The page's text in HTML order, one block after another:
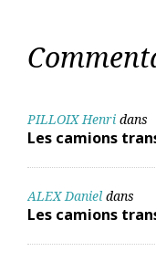
PILLOIX Henri dans
Les camions
ALEX Daniel dans
Les camions